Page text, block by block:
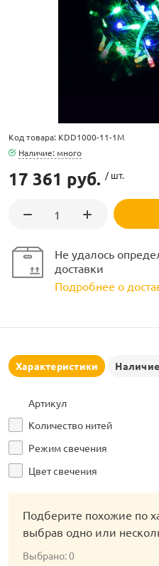
Код товара: KDD1000-11-1M
Наличие: много
17 361 руб. / шт.
Не удалось
доставки
Подробнее о
Характеристики Наличие
Артикул
Количество нитей
Режим свечения
Цвет свечения
Подберите похожие по
выбрав одно или
Выбрано:0